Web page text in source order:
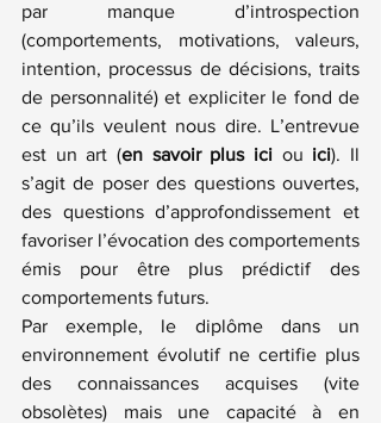
par manque d’introspection
(comportements, motivations, valeurs,
intention, processus de décisions, traits
de personnalité) et expliciter le fond de
ce qu’ils veulent nous dire. L’entrevue
est un art (en savoir plus ici ou ici). Il
s’agit de poser des questions ouvertes,
des questions d’approfondissement et
favoriser l’évocation des comportements
émis pour être plus prédictif des
comportements futurs.
Par exemple, le diplôme dans un
environnement évolutif ne certifie plus
des connaissances acquises (vite
obsolètes) mais une capacité à en